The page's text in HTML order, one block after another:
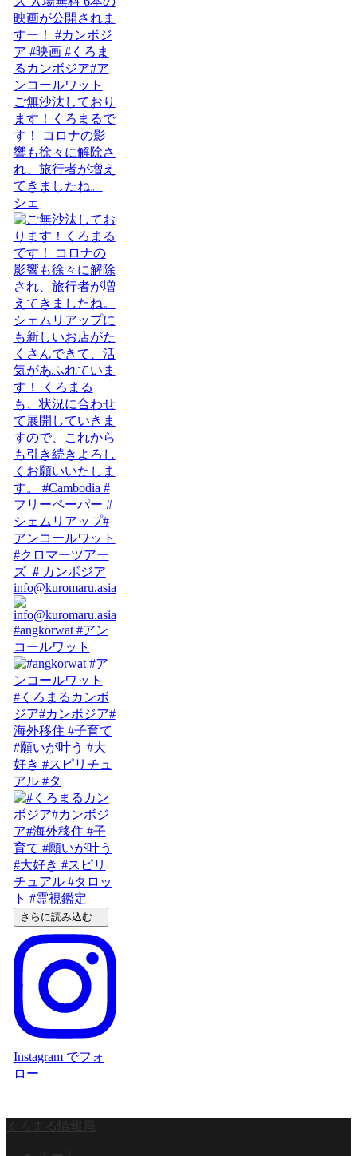
ご無沙汰しており
ます！くろまるで
す！ コロナの影
響も徐々に解除さ
れ、旅行者が増え
てきましたね。
シェ
info@kuromaru.asia
#angkorwat #アン
コールワット
#くろまるカンボ
ジア#カンボジア#
海外移住 #子育て
#願いが叶う #大
好き #スピリチュ
アル #タ
さらに読み込む...
Instagram でフォ
ロー
くろまる情報局